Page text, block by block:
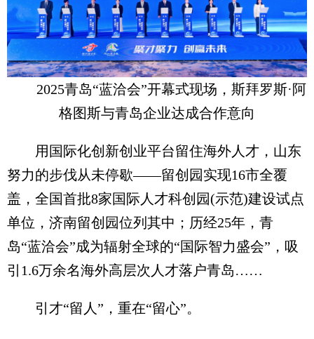
2025青岛“蓝洽会”开幕式现场，斯拜罗斯·阿
格图斯与青岛企业达成合作意向
用国际化创新创业平台留住海外人才，山东
努力的步伐从未停歇——留创园实现16市全覆
盖，全国首批8家国际人才科创园(示范)建设试点
单位，济南留创园位列其中；历经25年，青
岛“蓝洽会”成为辐射全球的“国际智力盛会”，吸
引1.6万余名海外高层次人才落户青岛……
引才“留人”，重在“留心”。